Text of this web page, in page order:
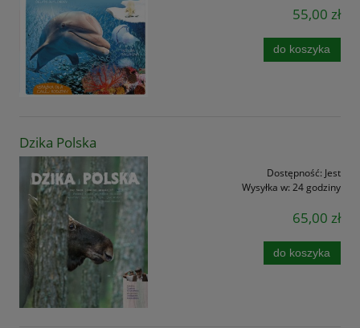
55,00 zł
do koszyka
Dzika Polska
Dostępność: Jest
Wysyłka w: 24 godziny
65,00 zł
do koszyka